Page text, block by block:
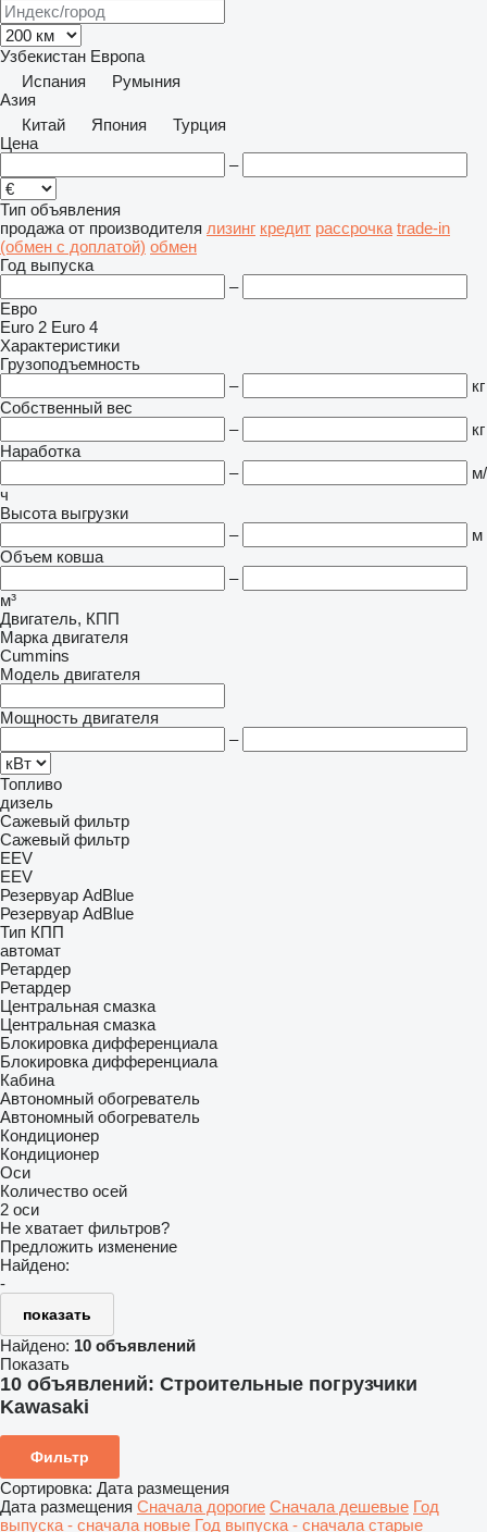
Узбекистан Европа
Испания
Румыния
Азия
Китай
Япония
Турция
Цена
–
Тип объявления
продажа от производителя лизинг кредит рассрочка trade-in
(обмен с доплатой) обмен
Год выпуска
–
Евро
Euro 2 Euro 4
Характеристики
Грузоподъемность
–
кг
Собственный вес
–
кг
Наработка
–
м/
ч
Высота выгрузки
–
м
Объем ковша
–
м³
Двигатель, КПП
Марка двигателя
Cummins
Модель двигателя
Мощность двигателя
–
Топливо
дизель
Сажевый фильтр
Сажевый фильтр
EEV
EEV
Резервуар AdBlue
Резервуар AdBlue
Тип КПП
автомат
Ретардер
Ретардер
Центральная смазка
Центральная смазка
Блокировка дифференциала
Блокировка дифференциала
Кабина
Автономный обогреватель
Автономный обогреватель
Кондиционер
Кондиционер
Оси
Количество осей
2 оси
Не хватает фильтров?
Предложить изменение
Найдено:
-
показать
Найдено: 10 объявлений
Показать
10 объявлений: Строительные погрузчики
Kawasaki
Фильтр
Сортировка: Дата размещения
Дата размещения Сначала дорогие Сначала дешевые Год
выпуска - сначала новые Год выпуска - сначала старые